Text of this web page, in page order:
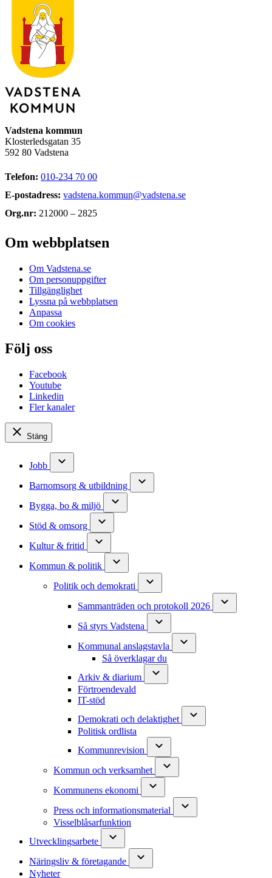
Vadstena kommun
Klosterledsgatan 35
592 80 Vadstena
Telefon: 010-234 70 00
E-postadress: vadstena.kommun@vadstena.se
Org.nr: 212000 – 2825
Om webbplatsen
Om Vadstena.se
Om personuppgifter
Tillgänglighet
Lyssna på webbplatsen
Anpassa
Om cookies
Följ oss
Facebook
Youtube
Linkedin
Fler kanaler
Stäng
Jobb
Barnomsorg & utbildning
Bygga, bo & miljö
Stöd & omsorg
Kultur & fritid
Kommun & politik
Politik och demokrati
Sammanträden och protokoll 2026
Så styrs Vadstena
Kommunal anslagstavla
Så överklagar du
Arkiv & diarium
Förtroendevald
IT-stöd
Demokrati och delaktighet
Politisk ordlista
Kommunrevision
Kommun och verksamhet
Kommunens ekonomi
Press och informationsmaterial
Visselblåsarfunktion
Utvecklingsarbete
Näringsliv & företagande
Nyheter